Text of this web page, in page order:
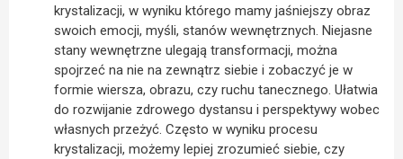
krystalizacji, w wyniku którego mamy jaśniejszy obraz
swoich emocji, myśli, stanów wewnętrznych. Niejasne
stany wewnętrzne ulegają transformacji, można
spojrzeć na nie na zewnątrz siebie i zobaczyć je w
formie wiersza, obrazu, czy ruchu tanecznego. Ułatwia
do rozwijanie zdrowego dystansu i perspektywy wobec
własnych przeżyć. Często w wyniku procesu
krystalizacji, możemy lepiej zrozumieć siebie, czy